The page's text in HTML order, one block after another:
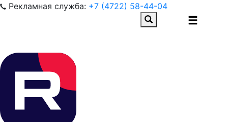
Рекламная служба: +7 (4722) 58-44-04